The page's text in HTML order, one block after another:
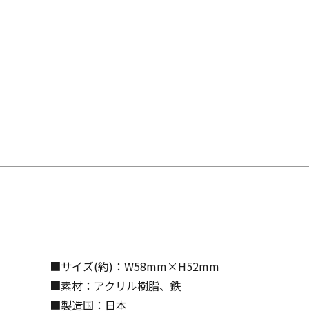
■サイズ(約)：W58mm×H52mm
■素材：アクリル樹脂、鉄
■製造国：日本